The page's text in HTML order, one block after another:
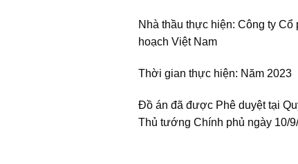
Nhà thầu thực hiện: Công ty
hoạch Việt Nam
Thời gian thực hiện: Năm 2023
Đồ án đã được Phê duyệt tại
Thủ tướng Chính phủ ngày 10/